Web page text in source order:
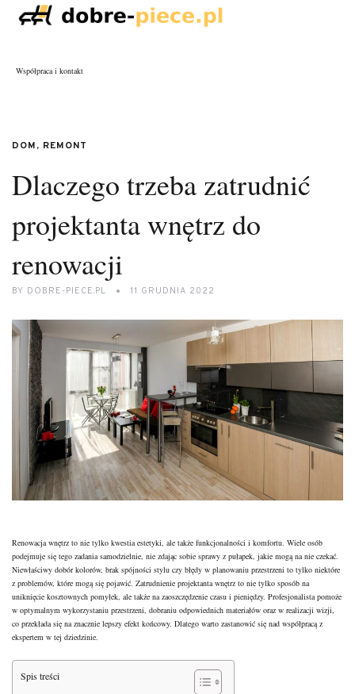
Współpraca i kontakt
DOM, REMONT
Dlaczego trzeba zatrudnić
projektanta wnętrz do
renowacji
BY DOBRE-PIECE.PL 11 GRUDNIA 2022
Renowacja wnętrz to nie tylko kwestia estetyki, ale także funkcjonalności i komfortu. Wiele osób
podejmuje się tego zadania samodzielnie, nie zdając sobie sprawy z pułapek, jakie mogą na nie czekać.
Niewłaściwy dobór kolorów, brak spójności stylu czy błędy w planowaniu przestrzeni to tylko niektóre
z problemów, które mogą się pojawić. Zatrudnienie projektanta wnętrz to nie tylko sposób na
uniknięcie kosztownych pomyłek, ale także na zaoszczędzenie czasu i pieniędzy. Profesjonalista pomoże
w optymalnym wykorzystaniu przestrzeni, dobraniu odpowiednich materiałów oraz w realizacji wizji,
co przekłada się na znacznie lepszy efekt końcowy. Dlatego warto zastanowić się nad współpracą z
ekspertem w tej dziedzinie.
Spis treści